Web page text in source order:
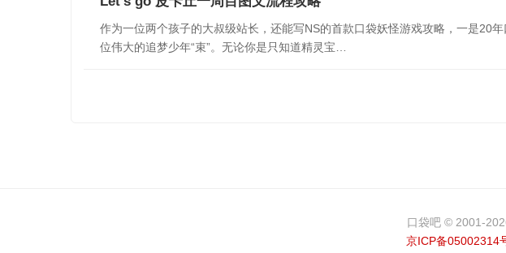
作为一位两个孩子的大叔级站长，还能写NS的首款口袋妖怪游戏攻略，一是20
位伟大的追梦少年“束”。无论你是只知道精灵宝…
口袋吧 © 2001-
京ICP备05002314